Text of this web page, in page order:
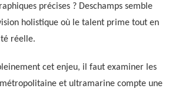
précises ? Deschamps semble
holistique où le talent prime tout en
réelle.
cet enjeu, il faut examiner les
et ultramarine compte une